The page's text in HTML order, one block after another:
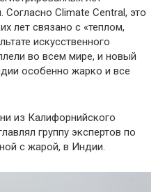
Climate Central, это
лет связано с «теплом,
искусственного
во всем мире, и новый
особенно жарко и все
из Калифорнийского
группу экспертов по
с жарой, в Индии.